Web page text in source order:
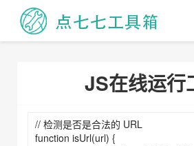
JS在线运行